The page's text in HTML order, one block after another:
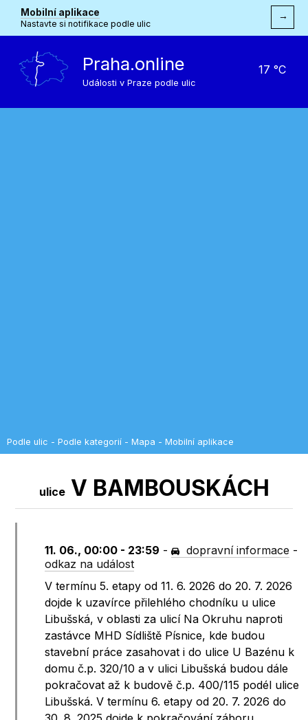
Mobilní aplikace
Nastavte si notifikace podle ulic
→
Praha.online
Události v Praze podle ulic
17 °C
Podle ulic - Podle kategorií - Mapa - Mobilní aplikace
uliceV BAMBOUSKÁCH
11. 06., 00:00 - 23:59 - dopravní informace -
odkaz na událost
V termínu 5. etapy od 11. 6. 2026 do 20. 7. 2026
dojde k uzavírce přilehlého chodníku u ulice
Libušská, v oblasti za ulicí Na Okruhu naproti
zastávce MHD Sídliště Písnice, kde budou
stavební práce zasahovat i do ulice U Bazénu k
domu č.p. 320/10 a v ulici Libušská budou dále
pokračovat až k budově č.p. 400/115 podél ulice
Libušská. V termínu 6. etapy od 20. 7. 2026 do